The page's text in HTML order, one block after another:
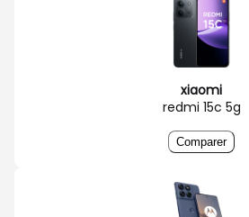
xiaomi
redmi 15c 5g
Comparer